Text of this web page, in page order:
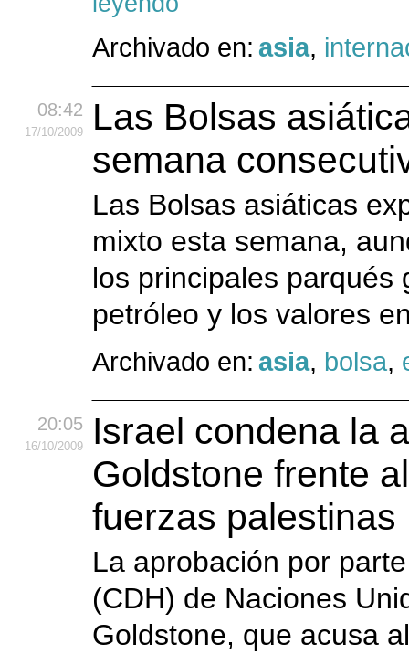
Archivado en: asia,
08:42
17/10/2009
Las Bolsas
semana
Las Bolsas asiáticas
mixto esta semana,
los principales parqués
petróleo y los valores
Archivado en: asia, bolsa,
20:05
16/10/2009
Israel condena la
Goldstone frente
fuerzas palestinas
La aprobación por
(CDH) de Naciones
Goldstone, que acusa